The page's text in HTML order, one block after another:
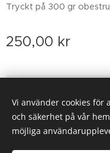
Tryckt på 300 gr
250,00 kr
Vi använder cookies för
och säkerhet på vår
möjliga